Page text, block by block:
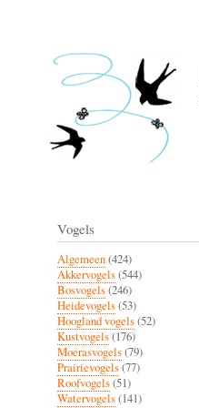
menu
Vogels
Algemeen(424)
Akkervogels(544)
Bosvogels(246)
Heidevogels(53)
Hoogland vogels(52)
Kustvogels(176)
Moerasvogels(79)
Prairievogels(77)
Roofvogels(51)
Watervogels(141)